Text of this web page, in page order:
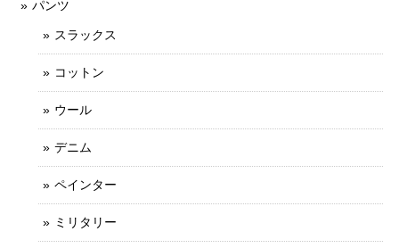
パンツ
スラックス
コットン
ウール
デニム
ペインター
ミリタリー